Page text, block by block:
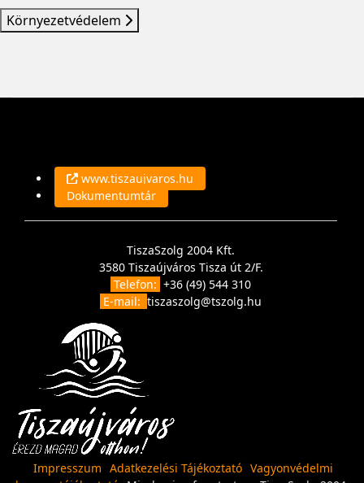
Környezetvédelem
www.tiszaujvaros.hu
Dokumentumtár
TiszaSzolg 2004 Kft.
3580 Tiszaújváros Tisza út 2/F.
Telefon: +36 (49) 544 310
E-mail: tiszaszolg@tszolg.hu
Impresszum Adatkezelési Tájékoztató Vagyonvédelmi